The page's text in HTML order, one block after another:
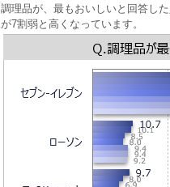
調理品が、最もおいしいと回答し
が7割弱と高くなっています。